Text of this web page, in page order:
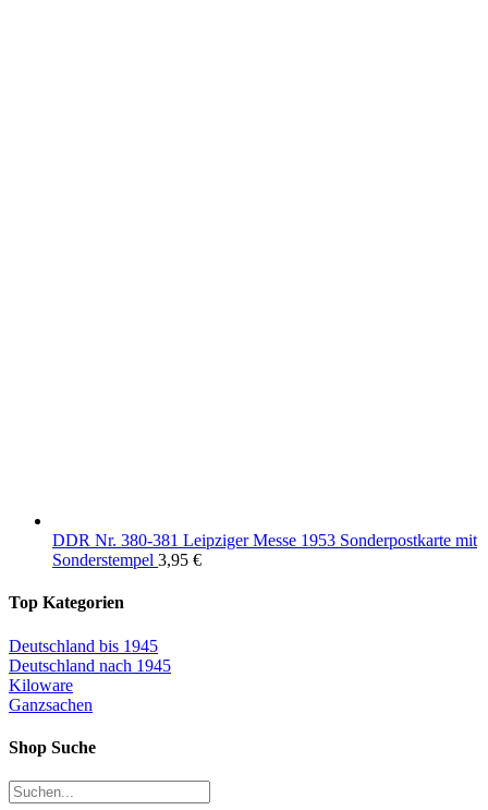
DDR Nr. 380-381 Leipziger Messe 1953 Sonderpostkarte mit
Sonderstempel 3,95 €
Top Kategorien
Deutschland bis 1945
Deutschland nach 1945
Kiloware
Ganzsachen
Shop Suche